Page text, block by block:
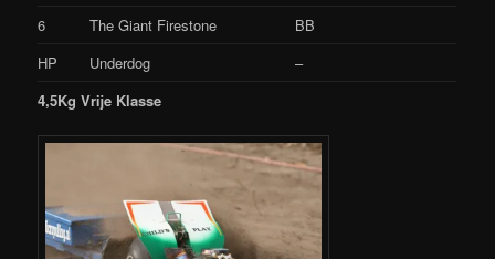
6
The Giant Firestone
BB
HP
Underdog
–
4,5Kg Vrije Klasse